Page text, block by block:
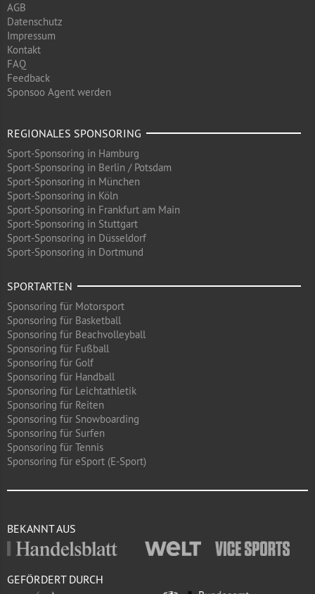
AGB
Datenschutz
Impressum
Kontakt
FAQ
Feedback
Sponsoo Agent werden
REGIONALES SPONSORING
Sport-Sponsoring in Hamburg
Sport-Sponsoring in Berlin / Potsdam
Sport-Sponsoring in München
Sport-Sponsoring in Köln
Sport-Sponsoring in Frankfurt am Main
Sport-Sponsoring in Stuttgart
Sport-Sponsoring in Düsseldorf
Sport-Sponsoring in Dortmund
SPORTARTEN
Sponsoring für Motorsport
Sponsoring für Basketball
Sponsoring für Beachvolleyball
Sponsoring für Fußball
Sponsoring für Golf
Sponsoring für Handball
Sponsoring für Leichtathletik
Sponsoring für Reiten
Sponsoring für Snowboarding
Sponsoring für Surfen
Sponsoring für Tennis
Sponsoring für eSport (E-Sport)
BEKANNT AUS
GEFÖRDERT DURCH